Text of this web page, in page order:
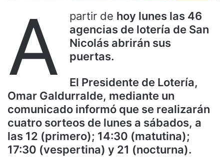
A partir de hoy lunes las 46
agencias de lotería de San
Nicolás abrirán sus
puertas.
El Presidente de Lotería,
Omar Galdurralde, mediante un
comunicado informó que se realizarán
cuatro sorteos de lunes a sábados, a
las 12 (primero); 14:30 (matutina);
17:30 (vespertina) y 21 (nocturna).